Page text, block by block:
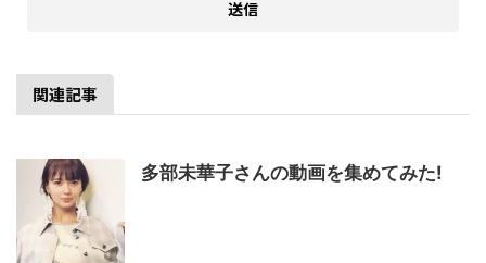
関連記事
多部未華子さんの動画を集めてみた!